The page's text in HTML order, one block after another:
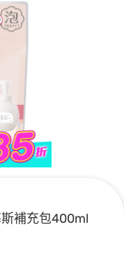
補充包400ml